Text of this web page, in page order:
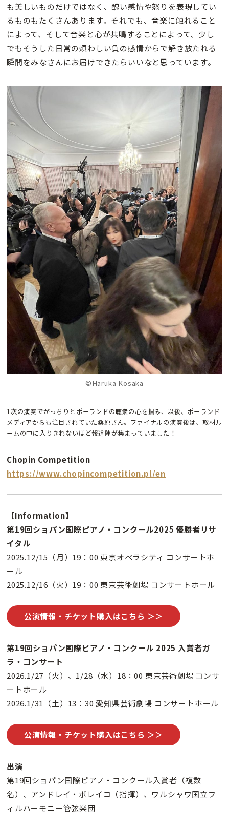
も美しいものだけではなく、醜い感情や怒りを表現してい
るものもたくさんあります。それでも、音楽に触れること
によって、そして音楽と心が共鳴することによって、少し
でもそうした日常の煩わしい負の感情からで解き放たれる
瞬間をみなさんにお届けできたらいいなと思っています。
©Haruka Kosaka
1次の演奏でがっちりとポーランドの聴衆の心を掴み、以後、ポーランド
メディアからも注目されていた桑原さん。ファイナルの演奏後は、取材ル
ームの中に入りきれないほど報道陣が集まっていました！
Chopin Competition
https://www.chopincompetition.pl/en
【Information】
第19回ショパン国際ピアノ・コンクール2025 優勝者リサ
イタル
2025.12/15（月）19：00 東京オペラシティ コンサートホ
ール
2025.12/16（火）19：00 東京芸術劇場 コンサートホール
公演情報・チケット購入はこちら ＞＞
第19回ショパン国際ピアノ・コンクール 2025 入賞者ガ
ラ・コンサート
2026.1/27（火）、1/28（水）18：00 東京芸術劇場 コンサ
ートホール
2026.1/31（土）13：30 愛知県芸術劇場 コンサートホール
公演情報・チケット購入はこちら ＞＞
出演
第19回ショパン国際ピアノ・コンクール入賞者（複数
名）、アンドレイ・ボレイコ（指揮）、ワルシャワ国立フ
ィルハーモニー管弦楽団